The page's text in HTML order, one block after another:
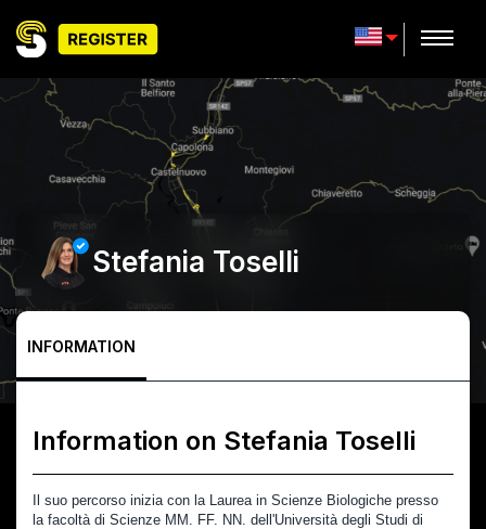
Stefania Toselli
INFORMATION
Information on Stefania Toselli
Il suo percorso inizia con la Laurea in Scienze Biologiche presso
la facoltà di Scienze MM. FF. NN. dell'Università degli Studi di